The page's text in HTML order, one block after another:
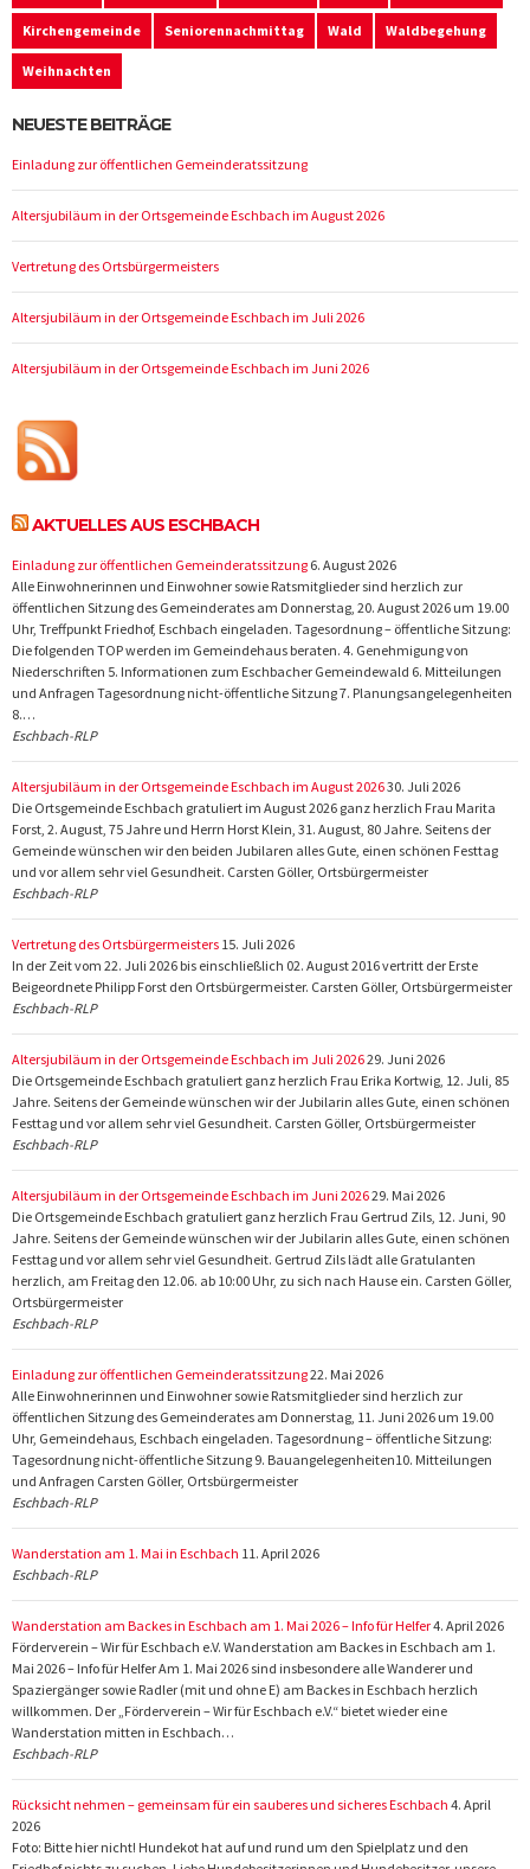
Kirchengemeinde Seniorennachmittag Wald Waldbegehung
Weihnachten
NEUESTE BEITRÄGE
Einladung zur öffentlichen Gemeinderatssitzung
Altersjubiläum in der Ortsgemeinde Eschbach im August 2026
Vertretung des Ortsbürgermeisters
Altersjubiläum in der Ortsgemeinde Eschbach im Juli 2026
Altersjubiläum in der Ortsgemeinde Eschbach im Juni 2026
AKTUELLES AUS ESCHBACH
Einladung zur öffentlichen Gemeinderatssitzung 6. August 2026
Alle Einwohnerinnen und Einwohner sowie Ratsmitglieder sind herzlich zur
öffentlichen Sitzung des Gemeinderates am Donnerstag, 20. August 2026 um 19.00
Uhr, Treffpunkt Friedhof, Eschbach eingeladen. Tagesordnung – öffentliche Sitzung:
Die folgenden TOP werden im Gemeindehaus beraten. 4. Genehmigung von
Niederschriften 5. Informationen zum Eschbacher Gemeindewald 6. Mitteilungen
und Anfragen Tagesordnung nicht-öffentliche Sitzung 7. Planungsangelegenheiten
8.…
Eschbach-RLP
Altersjubiläum in der Ortsgemeinde Eschbach im August 202630. Juli 2026
Die Ortsgemeinde Eschbach gratuliert im August 2026 ganz herzlich Frau Marita
Forst, 2. August, 75 Jahre und Herrn Horst Klein, 31. August, 80 Jahre. Seitens der
Gemeinde wünschen wir den beiden Jubilaren alles Gute, einen schönen Festtag
und vor allem sehr viel Gesundheit. Carsten Göller, Ortsbürgermeister
Eschbach-RLP
Vertretung des Ortsbürgermeisters 15. Juli 2026
In der Zeit vom 22. Juli 2026 bis einschließlich 02. August 2016 vertritt der Erste
Beigeordnete Philipp Forst den Ortsbürgermeister. Carsten Göller, Ortsbürgermeister
Eschbach-RLP
Altersjubiläum in der Ortsgemeinde Eschbach im Juli 202629. Juni 2026
Die Ortsgemeinde Eschbach gratuliert ganz herzlich Frau Erika Kortwig, 12. Juli, 85
Jahre. Seitens der Gemeinde wünschen wir der Jubilarin alles Gute, einen schönen
Festtag und vor allem sehr viel Gesundheit. Carsten Göller, Ortsbürgermeister
Eschbach-RLP
Altersjubiläum in der Ortsgemeinde Eschbach im Juni 202629. Mai 2026
Die Ortsgemeinde Eschbach gratuliert ganz herzlich Frau Gertrud Zils, 12. Juni, 90
Jahre. Seitens der Gemeinde wünschen wir der Jubilarin alles Gute, einen schönen
Festtag und vor allem sehr viel Gesundheit. Gertrud Zils lädt alle Gratulanten
herzlich, am Freitag den 12.06. ab 10:00 Uhr, zu sich nach Hause ein. Carsten Göller,
Ortsbürgermeister
Eschbach-RLP
Einladung zur öffentlichen Gemeinderatssitzung22. Mai 2026
Alle Einwohnerinnen und Einwohner sowie Ratsmitglieder sind herzlich zur
öffentlichen Sitzung des Gemeinderates am Donnerstag, 11. Juni 2026 um 19.00
Uhr, Gemeindehaus, Eschbach eingeladen. Tagesordnung – öffentliche Sitzung:
Tagesordnung nicht-öffentliche Sitzung 9. Bauangelegenheiten10. Mitteilungen
und Anfragen Carsten Göller, Ortsbürgermeister
Eschbach-RLP
Wanderstation am 1. Mai in Eschbach 11. April 2026
Eschbach-RLP
Wanderstation am Backes in Eschbach am 1. Mai 2026 – Info für Helfer4. April 2026
Förderverein – Wir für Eschbach e.V. Wanderstation am Backes in Eschbach am 1.
Mai 2026 – Info für Helfer Am 1. Mai 2026 sind insbesondere alle Wanderer und
Spaziergänger sowie Radler (mit und ohne E) am Backes in Eschbach herzlich
willkommen. Der „Förderverein – Wir für Eschbach e.V.“ bietet wieder eine
Wanderstation mitten in Eschbach…
Eschbach-RLP
Rücksicht nehmen – gemeinsam für ein sauberes und sicheres Eschbach 4. April
2026
Foto: Bitte hier nicht! Hundekot hat auf und rund um den Spielplatz und den